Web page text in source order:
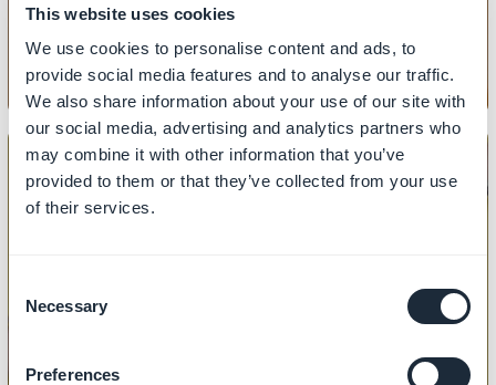
This website uses cookies
We use cookies to personalise content and ads, to
provide social media features and to analyse our traffic.
We also share information about your use of our site with
our social media, advertising and analytics partners who
may combine it with other information that you’ve
provided to them or that they’ve collected from your use
of their services.
Selection
Necessary
Preferences